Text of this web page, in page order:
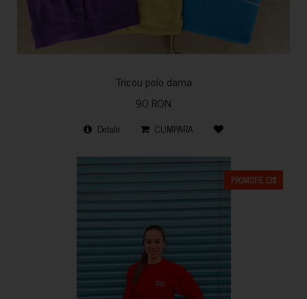
Tricou polo dama
90 RON
Detalii CUMPARA
PROMOTIE 13%